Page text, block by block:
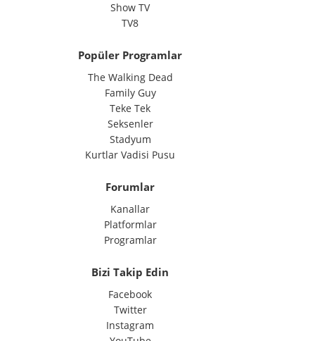
Show TV
TV8
Popüler Programlar
The Walking Dead
Family Guy
Teke Tek
Seksenler
Stadyum
Kurtlar Vadisi Pusu
Forumlar
Kanallar
Platformlar
Programlar
Bizi Takip Edin
Facebook
Twitter
Instagram